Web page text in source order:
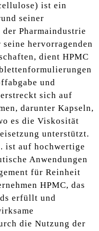
ist ein
seiner
Pharmaindustrie
hervorragenden
dient HPMC
und
sich auf
darunter Kapseln,
es die Viskosität
unterstützt.
ist auf hochwertige
Anwendungen
für Reinheit
HPMC, das
erfüllt und
die Nutzung der